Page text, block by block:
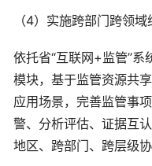
（4）实施跨部门跨领域
依托省“互联网+监管”
模块，基于监管资源共
应用场景，完善监管事
警、分析评估、证据互
地区、跨部门、跨层级协